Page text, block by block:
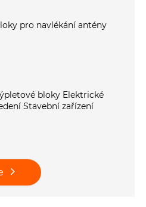
pro navlékání antény
bloky Elektrické
Stavební zařízení